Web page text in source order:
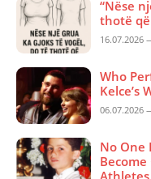
“Nëse
thotë që
16.07.2026
Who
Kelce’s
06.07.2026
No One
Become